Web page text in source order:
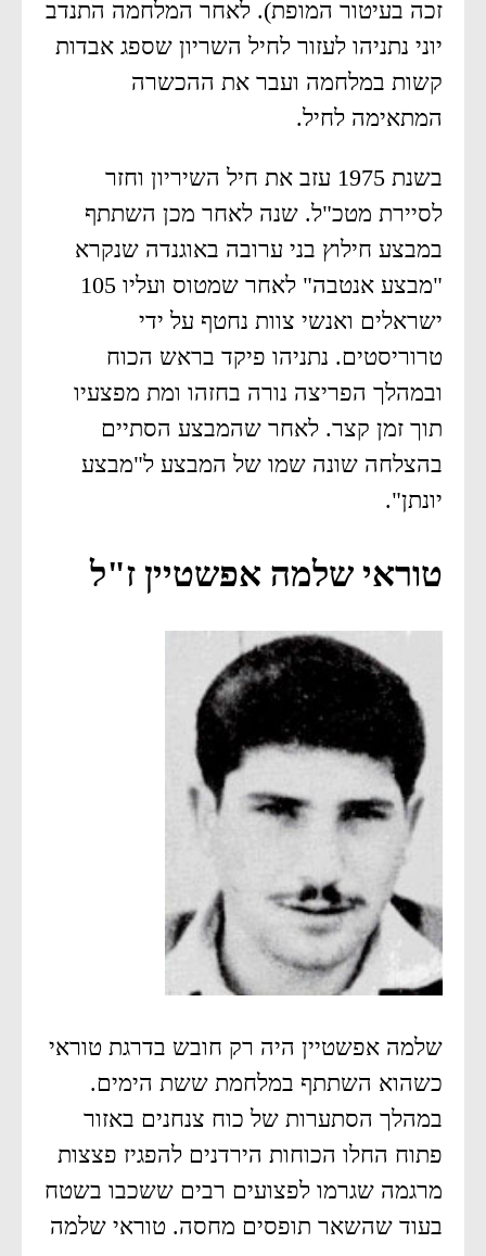
זכה בעיטור המופת). לאחר המלחמה התנדב
יוני נתניהו לעזור לחיל השריון שספג אבדות
קשות במלחמה ועבר את ההכשרה
המתאימה לחיל.
בשנת 1975 עזב את חיל השיריון וחזר
לסיירת מטכ"ל. שנה לאחר מכן השתתף
במבצע חילוץ בני ערובה באוגנדה שנקרא
"מבצע אנטבה" לאחר שמטוס ועליו 105
ישראלים ואנשי צוות נחטף על ידי
טרוריסטים. נתניהו פיקד בראש הכוח
ובמהלך הפריצה נורה בחזהו ומת מפצעיו
תוך זמן קצר. לאחר שהמבצע הסתיים
בהצלחה שונה שמו של המבצע ל"מבצע
יונתן".
טוראי שלמה אפשטיין ז"ל
שלמה אפשטיין היה רק חובש בדרגת טוראי
כשהוא השתתף במלחמת ששת הימים.
במהלך הסתערות של כוח צנחנים באזור
פתוח החלו הכוחות הירדנים להפגיז פצצות
מרגמה שגרמו לפצועים רבים ששכבו בשטח
בעוד שהשאר תופסים מחסה. טוראי שלמה